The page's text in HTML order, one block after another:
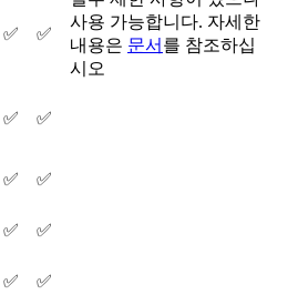
✅ ✅
사용 가능합니다. 자세한
내용은 문서 를 참조하십
시오
✅ ✅
✅ ✅
✅ ✅
✅ ✅